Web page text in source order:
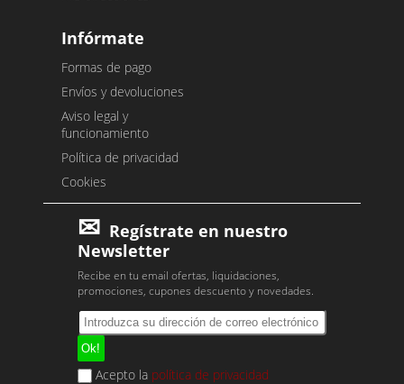
Infórmate
Formas de pago
Envíos y devoluciones
Aviso legal y
funcionamiento
Política de privacidad
Cookies
Regístrate en nuestro
Newsletter
Recibe en tu email ofertas, liquidaciones,
promociones, cupones descuento y novedades.
Acepto la política de privacidad